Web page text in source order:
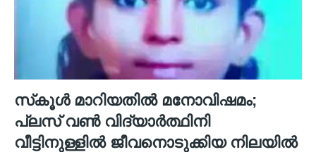
സ്‌കൂള്‍ മാറിയതില്‍ മനോവിഷമം;
പ്ലസ് വണ്‍ വിദ്യാര്‍ത്ഥിനി
വീട്ടിനുള്ളില്‍ ജീവനൊടുക്കിയ നിലയിൽ